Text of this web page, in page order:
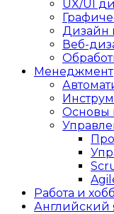
UX/UI
Дизайн
Веб-
Менеджмент
Основы
Работа и
Английский